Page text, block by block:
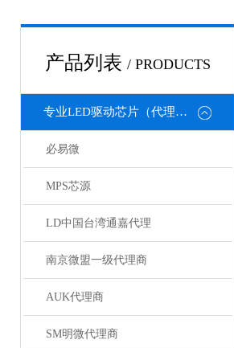
产品列表 / PRODUCTS
专业LED驱动芯片（代理或直销）
必易微
MPS芯源
LD中国台湾通嘉代理
南京微盟一级代理商
AUK代理商
SM明微代理商